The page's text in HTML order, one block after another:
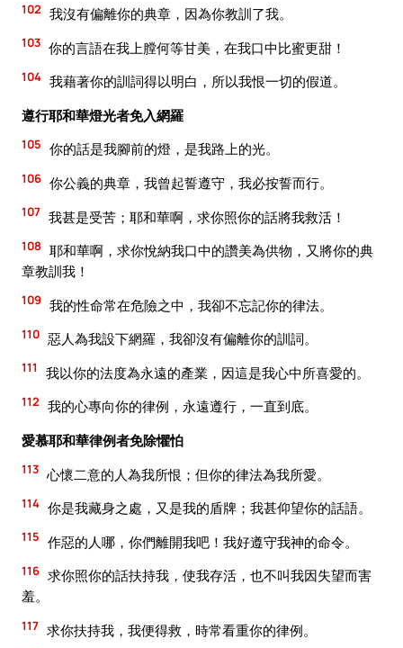
102 我沒有偏離你的典章，因為你教訓了我。
103 你的言語在我上膛何等甘美，在我口中比蜜更甜！
104 我藉著你的訓詞得以明白，所以我恨一切的假道。
遵行耶和華燈光者免入網羅
105 你的話是我腳前的燈，是我路上的光。
106 你公義的典章，我曾起誓遵守，我必按誓而行。
107 我甚是受苦；耶和華啊，求你照你的話將我救活！
108 耶和華啊，求你悅納我口中的讚美為供物，又將你的典
章教訓我！
109 我的性命常在危險之中，我卻不忘記你的律法。
110 惡人為我設下網羅，我卻沒有偏離你的訓詞。
111 我以你的法度為永遠的產業，因這是我心中所喜愛的。
112 我的心專向你的律例，永遠遵行，一直到底。
愛慕耶和華律例者免除懼怕
113 心懷二意的人為我所恨；但你的律法為我所愛。
114 你是我藏身之處，又是我的盾牌；我甚仰望你的話語。
115 作惡的人哪，你們離開我吧！我好遵守我神的命令。
116 求你照你的話扶持我，使我存活，也不叫我因失望而害
羞。
117 求你扶持我，我便得救，時常看重你的律例。